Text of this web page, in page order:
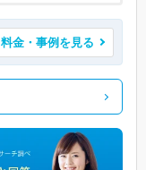
料金・事例を見る